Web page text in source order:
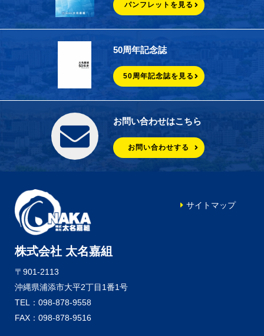
パンフレットを見る
50周年記念誌
50周年記念誌を見る
お問い合わせはこちら
お問い合わせする
株式会社 太名嘉組
〒901-2113
沖縄県浦添市大平2丁目1番1号
TEL：098-878-9558
FAX：098-878-9516
サイトマップ